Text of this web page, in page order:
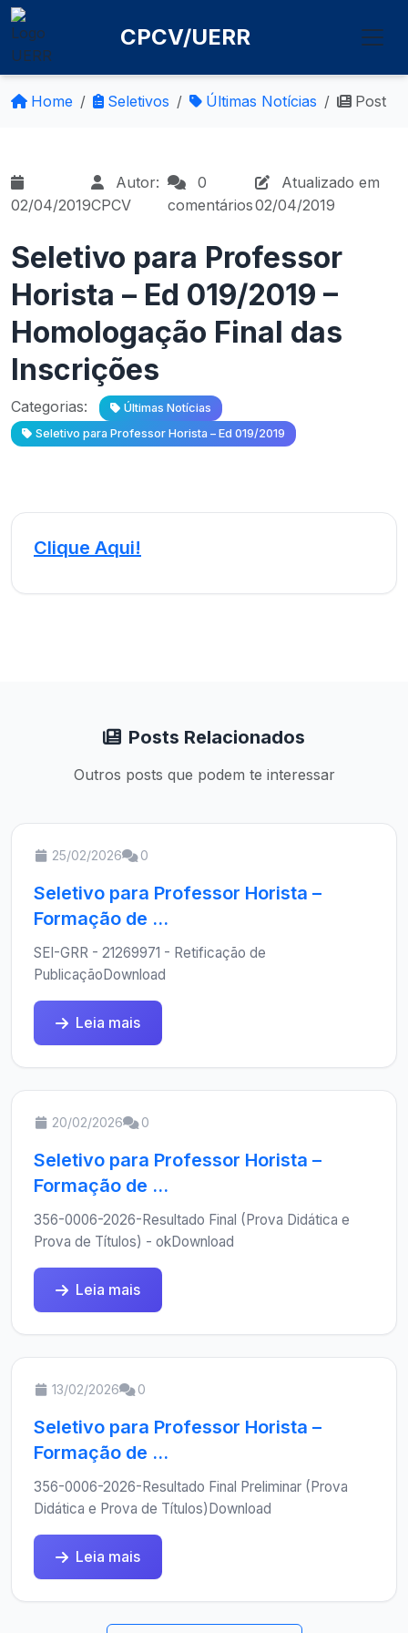
CPCV/UERR
Home Seletivos Últimas Notícias Post
02/04/2019
Autor:
CPCV
0
comentários
Atualizado em
02/04/2019
Seletivo para Professor
Horista – Ed 019/2019 –
Homologação Final das
Inscrições
Categorias:
Últimas Notícias
Seletivo para Professor Horista – Ed 019/2019
Clique Aqui!
Posts Relacionados
Outros posts que podem te interessar
25/02/2026 0
Seletivo para Professor Horista –
Formação de ...
SEI-GRR - 21269971 - Retificação de
PublicaçãoDownload
Leia mais
20/02/2026 0
Seletivo para Professor Horista –
Formação de ...
356-0006-2026-Resultado Final (Prova Didática e
Prova de Títulos) - okDownload
Leia mais
13/02/2026 0
Seletivo para Professor Horista –
Formação de ...
356-0006-2026-Resultado Final Preliminar (Prova
Didática e Prova de Títulos)Download
Leia mais